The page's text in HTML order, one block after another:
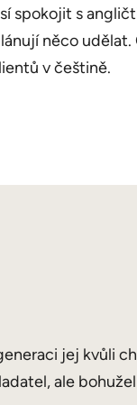
spokojit s
něco udělat.
v češtině.
jej kvůli
ale